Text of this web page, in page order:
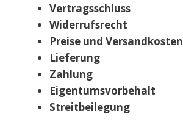
Vertragsschluss
Widerrufsrecht
Preise und Versandkosten
Lieferung
Zahlung
Eigentumsvorbehalt
Streitbeilegung